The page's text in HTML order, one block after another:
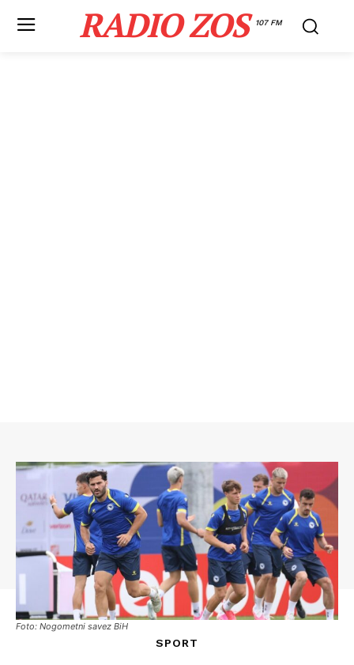
RADIO ZOS 107 FM
Foto: Nogometni savez BiH
SPORT